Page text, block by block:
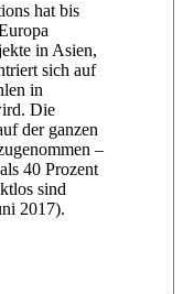
hat bis
in Asien,
sich auf
in
Die
der ganzen
–
40 Prozent
sind
2017).